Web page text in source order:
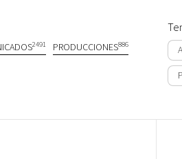
2491 PRODUCCIONES886